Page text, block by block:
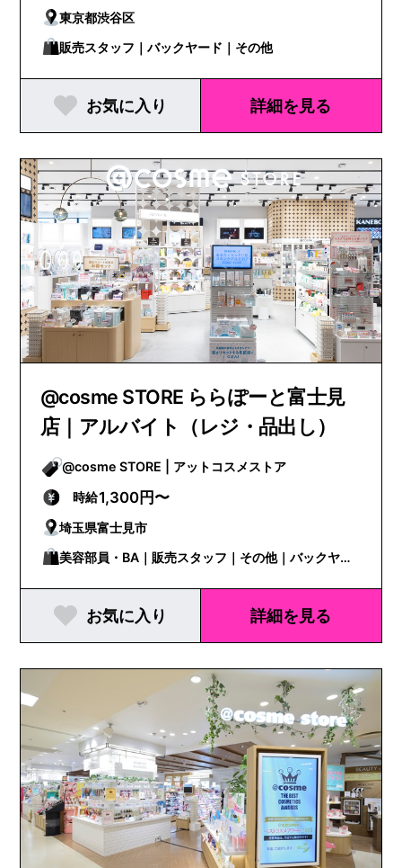
東京都渋谷区
販売スタッフ｜バックヤード｜その他
お気に入り 詳細を見る
@cosme STORE ららぽーと富士見
店｜アルバイト（レジ・品出し）
@cosme STORE | アットコスメストア
時給1,300円〜
埼玉県富士見市
美容部員・BA｜販売スタッフ｜その他｜バックヤー
ド
お気に入り 詳細を見る